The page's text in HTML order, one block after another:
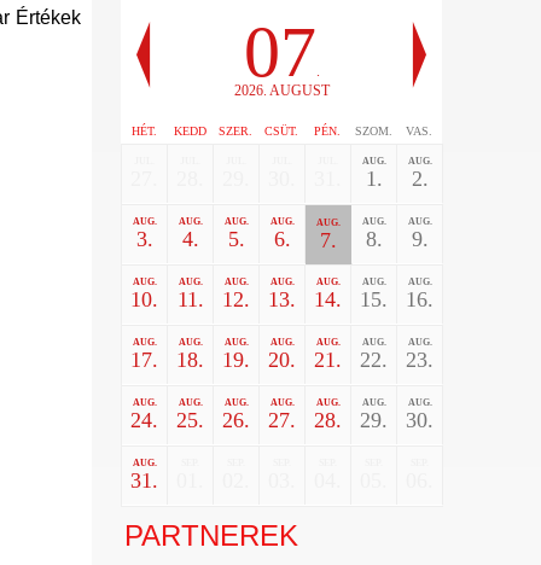
Értékek
07.
2026. AUGUST
HÉT. KEDD SZER. CSÜT. PÉN. SZOM. VAS.
AUG.
1.
AUG.
2.
AUG.
3.
AUG.
4.
AUG.
5.
AUG.
6.
AUG.
7.
AUG.
8.
AUG.
9.
AUG.
10.
AUG.
11.
AUG.
12.
AUG.
13.
AUG.
14.
AUG.
15.
AUG.
16.
AUG.
17.
AUG.
18.
AUG.
19.
AUG.
20.
AUG.
21.
AUG.
22.
AUG.
23.
AUG.
24.
AUG.
25.
AUG.
26.
AUG.
27.
AUG.
28.
AUG.
29.
AUG.
30.
AUG.
31.
PARTNEREK